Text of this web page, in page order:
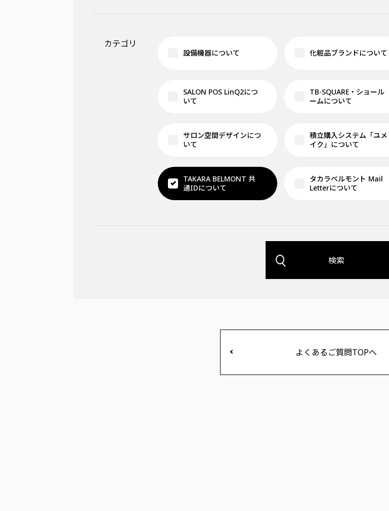
カテゴリ
設備機器について 化粧品ブランドについて
SALON POS LinQ2につ
いて
TB-SQUARE・ショール
ームについて
サロン空間デザインにつ
いて
積立購入システム「ユメ
イク」について
TAKARA BELMONT 共
通IDについて
タカラベルモント Mail
Letterについて
検索
よくあるご質問TOPへ